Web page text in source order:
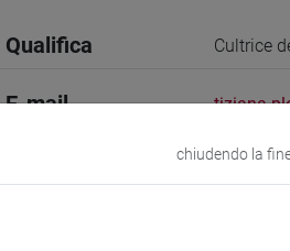
Qualifica Cultrice
E-mail
chiudendo la